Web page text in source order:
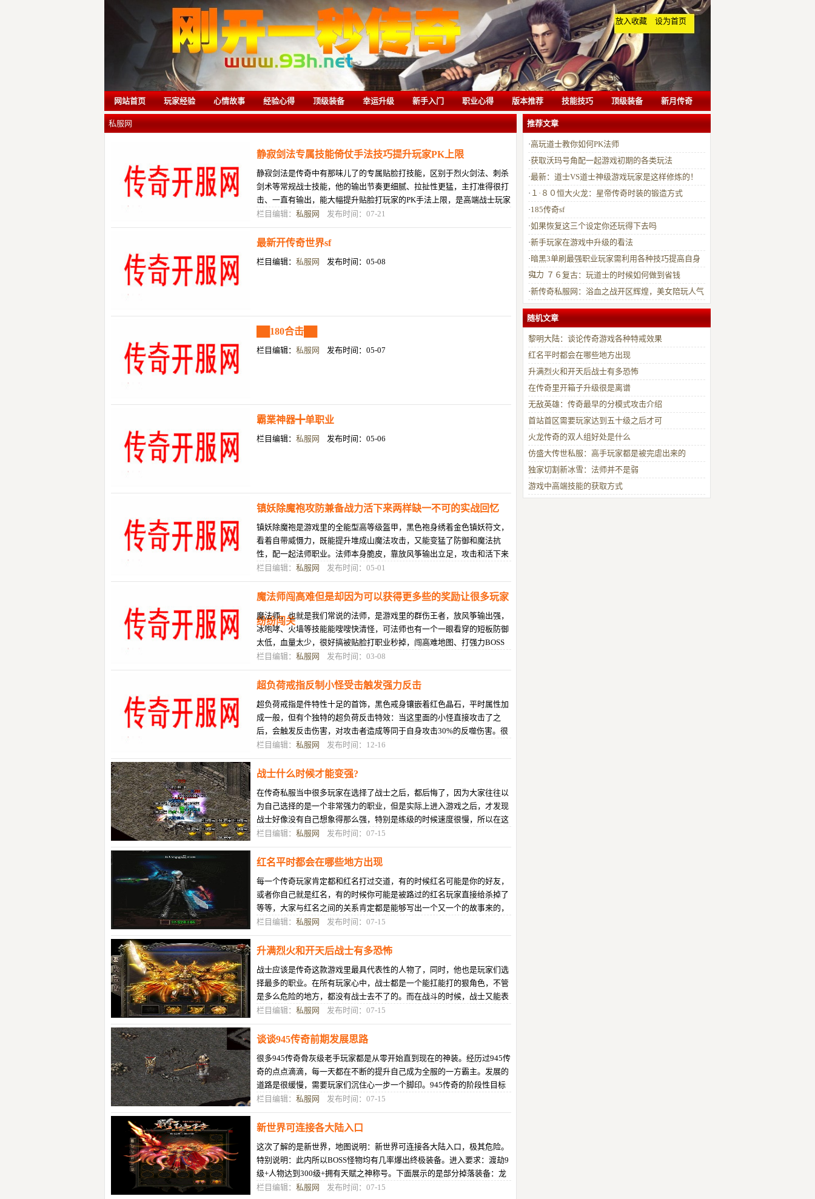
放入收藏 设为首页
网站首页 玩家经验 心情故事 经验心得 顶级装备 幸运升级 新手入门 职业心得 版本推荐 技能技巧 顶级装备 新月传奇
私服网
静寂剑法专属技能倚仗手法技巧提升玩家PK上限
静寂剑法是传奇中有那味儿了的专属贴脸打技能，区别于烈火剑法、刺杀
剑术等常规战士技能，他的输出节奏更细腻、拉扯性更猛，主打准得很打
击、一直有输出，能大幅提升贴脸打玩家的PK手法上限，是高端战士玩家
必须带的最中心技巧技能。该技能
栏目编辑： 私服网 发布时间：07-21
最新开传奇世界sf
栏目编辑： 私服网 发布时间：05-08
██180合击██
栏目编辑： 私服网 发布时间：05-07
霸業神器╋单职业
栏目编辑： 私服网 发布时间：05-06
镇妖除魔袍攻防兼备战力活下来两样缺一不可的实战回忆
镇妖除魔袍是游戏里的全能型高等级盔甲，黑色袍身绣着金色镇妖符文，
看着自带威慑力，既能提升堆成山魔法攻击，又能变猛了防御和魔法抗
性，配一起法师职业。法师本身脆皮，靠放风筝输出立足，攻击和活下来
少一样都不行，所以两样都不能缺少
栏目编辑： 私服网 发布时间：05-01
魔法师闯高难但是却因为可以获得更多些的奖励让很多玩家
纷纷闯关
魔法师，也就是我们常说的法师，是游戏里的群伤王者，放风筝输出强，
冰咆哮、火墙等技能能嗖嗖快清怪，可法师也有一个一眼看穿的短板防御
太低，血量太少，很好搞被贴脸打职业秒掉，闯高难地图、打强力BOSS
的时候，风险贼老大，但是却因为可
栏目编辑： 私服网 发布时间：03-08
超负荷戒指反制小怪受击触发强力反击
超负荷戒指是件特性十足的首饰，黑色戒身镶嵌着红色晶石，平时属性加
成一般，但有个独特的超负荷反击特效：当这里面的小怪直接攻击了之
后，会触发反击伤害，对攻击者造成等同于自身攻击30%的反噬伤害。很
多玩家觉得这戒指没用，毕竟只对小
栏目编辑： 私服网 发布时间：12-16
战士什么时候才能变强?
在传奇私服当中很多玩家在选择了战士之后，都后悔了，因为大家往往以
为自己选择的是一个非常强力的职业，但是实际上进入游戏之后，才发现
战士好像没有自己想象得那么强，特别是练级的时候速度很慢，所以在这
个方面来说的话，大家还是需要对
栏目编辑： 私服网 发布时间：07-15
红名平时都会在哪些地方出现
每一个传奇玩家肯定都和红名打过交道，有的时候红名可能是你的好友，
或者你自己就是红名，有的时候你可能是被路过的红名玩家直接给杀掉了
等等，大家与红名之间的关系肯定都是能够写出一个又一个的故事来的，
而我们今天要说的就是有关于红名
栏目编辑： 私服网 发布时间：07-15
升满烈火和开天后战士有多恐怖
战士应该是传奇这款游戏里最具代表性的人物了，同时，他也是玩家们选
择最多的职业。在所有玩家心中，战士都是一个能扛能打的狠角色，不管
是多么危险的地方，都没有战士去不了的。而在战斗的时候，战士又能表
现得十分勇猛，大有一夫当关万夫
栏目编辑： 私服网 发布时间：07-15
谈谈945传奇前期发展思路
很多945传奇骨灰级老手玩家都是从零开始直到现在的神装。经历过945传
奇的点点滴滴，每一天都在不断的提升自己成为全服的一方霸主。发展的
道路是很缓慢，需要玩家们沉住心一步一个脚印。945传奇的阶段性目标
达成是非常有利于玩家的满足心理
栏目编辑： 私服网 发布时间：07-15
新世界可连接各大陆入口
这次了解的是新世界，地图说明：新世界可连接各大陆入口，极其危险。
特别说明：此内所以BOSS怪物均有几率爆出终极装备。进入要求：渡劫9
级+人物达到300级+拥有天赋之神称号。下面展示的是部分掉落装备：龙
龟之盾霸体，基础属性，防御/魔防
栏目编辑： 私服网 发布时间：07-15
推荐文章
·高玩道士教你如何PK法师
·获取沃玛号角配一起游戏初期的各类玩法
·最新：道士VS道士神级游戏玩家是这样修炼的！
· １·８０恒大火龙：星帝传奇时装的锻造方式
·185传奇sf
·如果恢复这三个设定你还玩得下去吗
·新手玩家在游戏中升级的看法
·暗黑3单刷最强职业玩家需利用各种技巧提高自身
实力
·１．７６复古：玩道士的时候如何做到省钱
·新传奇私服网：浴血之战开区辉煌，美女陪玩人气
爆炸！
随机文章
黎明大陆：谈论传奇游戏各种特戒效果
红名平时都会在哪些地方出现
升满烈火和开天后战士有多恐怖
在传奇里开箱子升级很是离谱
无敌英雄：传奇最早的分模式攻击介绍
首站首区需要玩家达到五十级之后才可
火龙传奇的双人组好处是什么
仿盛大传世私服：高手玩家都是被完虐出来的
独家切割新冰雪：法师并不是弱
游戏中高端技能的获取方式